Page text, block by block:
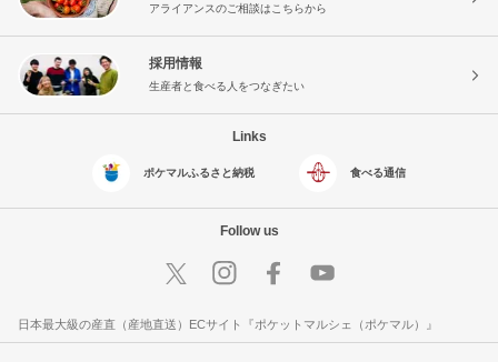
アライアンスのご相談はこちらから
採用情報
生産者と食べる人をつなぎたい
Links
ポケマルふるさと納税 食べる通信
Follow us
日本最大級の産直（産地直送）ECサイト『ポケットマルシェ（ポケマル）』